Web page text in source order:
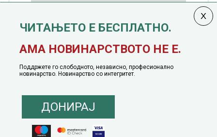
јануари, 1991 година
© 2016 - 2026 Сакам Да Кажам. Сите права задржани |
Понуда за политичко рекламирање
ЧИТАЊЕТО Е БЕСПЛАТНО.
АМА НОВИНАРСТВОТО НЕ Е.
Поддржете го слободното, независно, професионално
новинарство. Новинарство со интегритет.
ДОНИРАЈ